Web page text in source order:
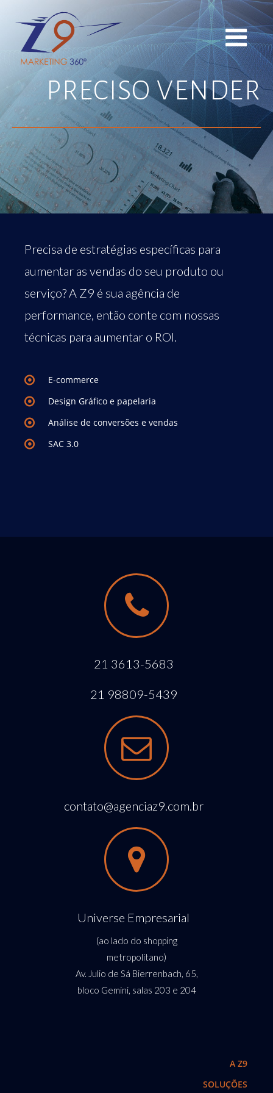
PRECISO VENDER
Precisa de estratégias específicas para
aumentar as vendas do seu produto ou
serviço? A Z9 é sua agência de
performance, então conte com nossas
técnicas para aumentar o ROI.
E-commerce
Design Gráfico e papelaria
Análise de conversões e vendas
SAC 3.0
21 3613-5683
21 98809-5439
contato@agenciaz9.com.br
Universe Empresarial
(ao lado do shopping
metropolitano)
Av. Julio de Sá Bierrenbach, 65,
bloco Gemini, salas 203 e 204
A Z9
SOLUÇÕES